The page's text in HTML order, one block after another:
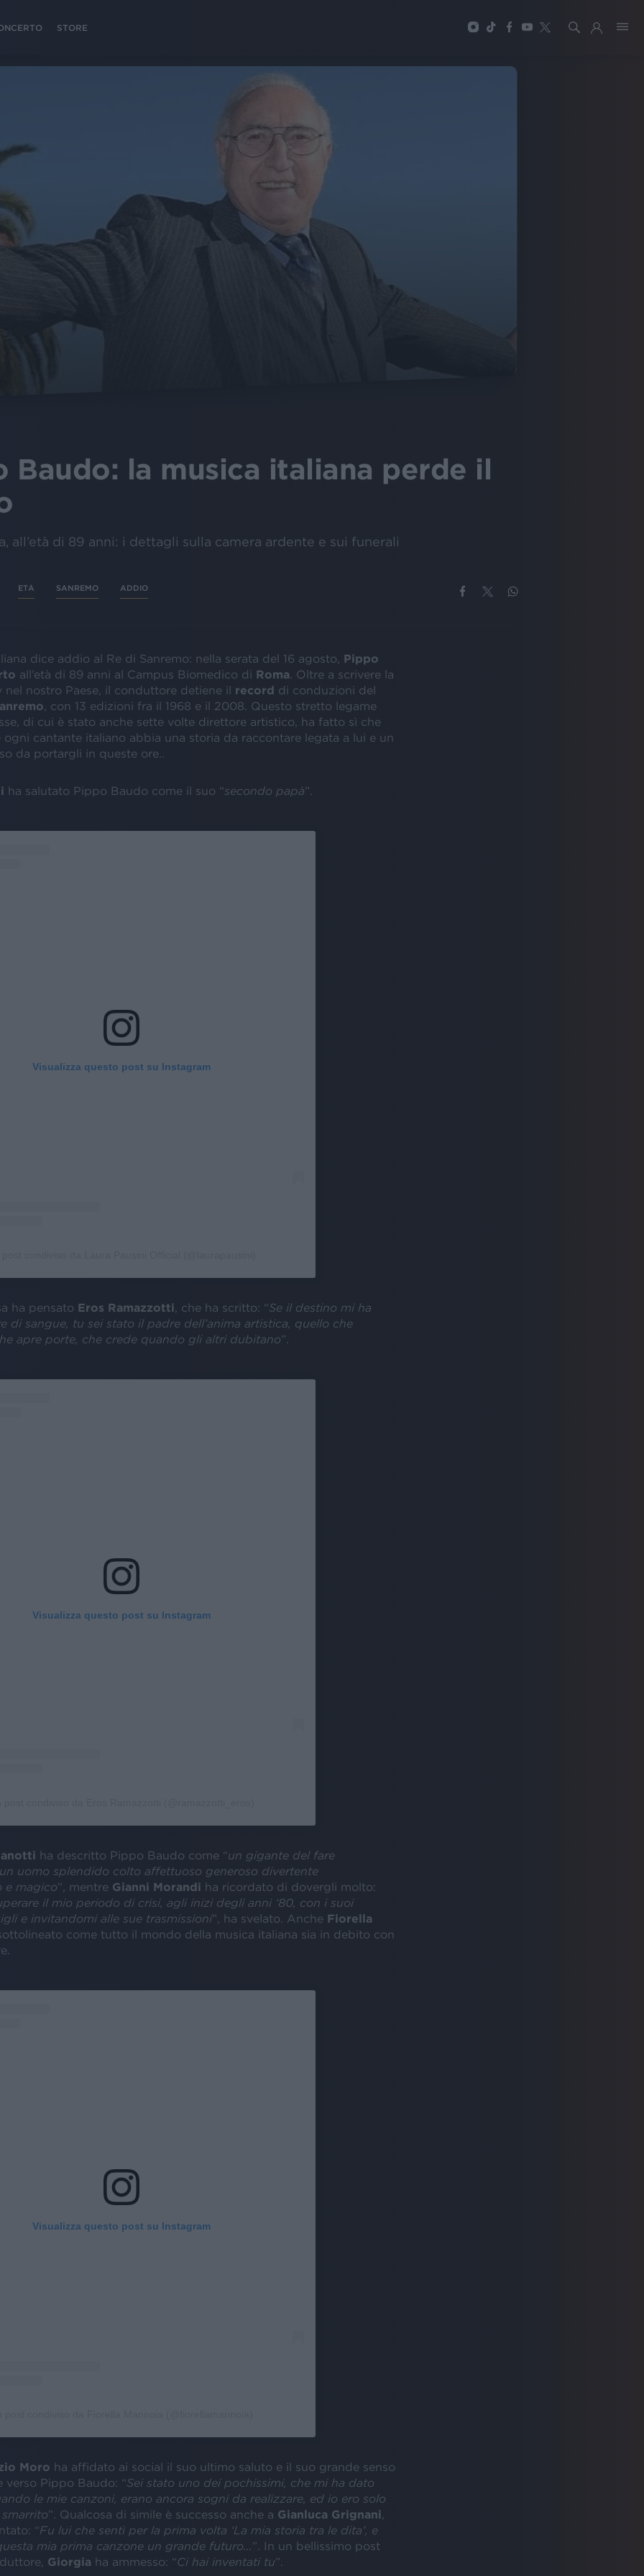
STORE
Baudo: la musica italiana perde il
all’età di 89 anni: i dettagli sulla camera ardente e sui funerali
ETÀ SANREMO ADDIO
dice addio al Re di Sanremo: nella serata del 16 agosto, Pippo
all’età di 89 anni al Campus Biomedico di Roma . Oltre a scrivere la
nel nostro Paese, il conduttore detiene il record di conduzioni del
, con 13 edizioni fra il 1968 e il 2008. Questo stretto legame
di cui è stato anche sette volte direttore artistico, ha fatto sì che
cantante italiano abbia una storia da raccontare legata a lui e un
da portargli in queste ore..
ha salutato Pippo Baudo come il suo “secondo papà”.
Visualizza questo post su Instagram
ha pensato Eros Ramazzotti , che ha scritto: “Se il destino mi ha
di sangue, tu sei stato il padre dell’anima artistica, quello che
apre porte, che crede quando gli altri dubitano”.
Visualizza questo post su Instagram
ha descritto Pippo Baudo come “un gigante del fare
uomo splendido colto affettuoso generoso divertente
e magico”, mentre Gianni Morandi ha ricordato di dovergli molto:
il mio periodo di crisi, agli inizi degli anni ‘80, con i suoi
e invitandomi alle sue trasmissioni”, ha svelato. Anche Fiorella
come tutto il mondo della musica italiana sia in debito con
Visualizza questo post su Instagram
Moro ha affidato ai social il suo ultimo saluto e il suo grande senso
Pippo Baudo: “Sei stato uno dei pochissimi, che mi ha dato
le mie canzoni, erano ancora sogni da realizzare, ed io ero solo
”. Qualcosa di simile è successo anche a Gianluca Grignani
“Fu lui che sentì per la prima volta ‘La mia storia tra le dita’, e
mia prima canzone un grande futuro… ”. In un bellissimo post
Giorgia ha ammesso: “Ci hai inventati tu”.